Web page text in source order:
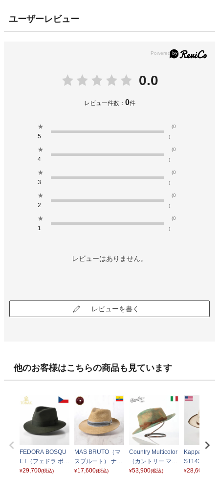
ユーザーレビュー
0.0
レビュー件数： 0件
★
5
(0
)
★
4
(0
)
★
3
(0
)
★
2
(0
)
★
1
(0
)
レビューはありません。
レビューを書く
他のお客様はこちらの商品も見ています
FEDORA BOSQU
ET（フェドラ ボス
ケ）グリーン
¥29,700(税込)
MAS BRUTO（マ
スブルート） ナチ
ュラル
¥17,600(税込)
Country Multicolor
（カントリー マル
チカラー） 16027
¥53,900(税込)
Kappa（カ
ST143 アイ
¥28,600